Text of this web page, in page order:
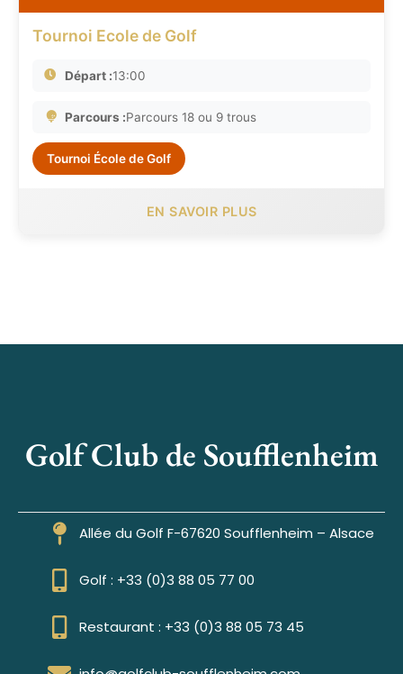
Tournoi Ecole de Golf
Départ :13:00
Parcours :Parcours 18 ou 9 trous
Tournoi École de Golf
EN SAVOIR PLUS
Golf Club de Soufflenheim
Allée du Golf F-67620 Soufflenheim – Alsace
Golf : +33 (0)3 88 05 77 00
Restaurant : +33 (0)3 88 05 73 45